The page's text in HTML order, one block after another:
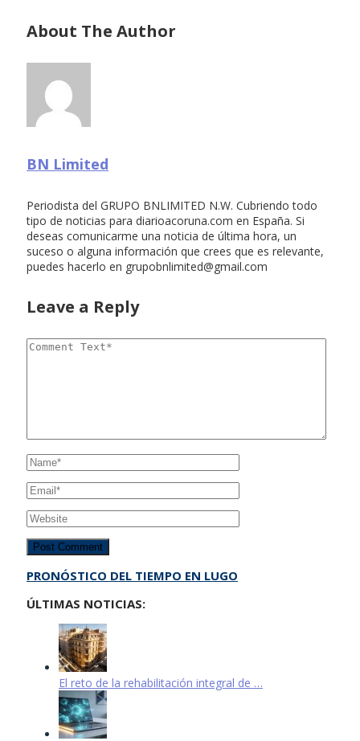
About The Author
BN Limited
Periodista del GRUPO BNLIMITED N.W. Cubriendo todo
tipo de noticias para diarioacoruna.com en España. Si
deseas comunicarme una noticia de última hora, un
suceso o alguna información que crees que es relevante,
puedes hacerlo en grupobnlimited@gmail.com
Leave a Reply
PRONÓSTICO DEL TIEMPO EN LUGO
ÚLTIMAS NOTICIAS:
El reto de la rehabilitación integral de …